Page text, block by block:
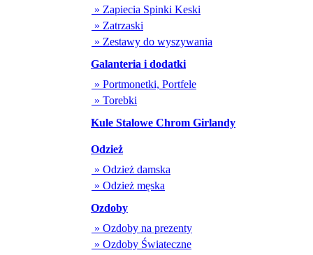
» Zapiecia Spinki Keski
» Zatrzaski
» Zestawy do wyszywania
Galanteria i dodatki
» Portmonetki, Portfele
» Torebki
Kule Stalowe Chrom Girlandy
Odzież
» Odzież damska
» Odzież męska
Ozdoby
» Ozdoby na prezenty
» Ozdoby Świateczne